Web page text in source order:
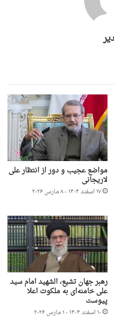
مواضع عجیب و دور از انتظار علی
لاریجانی
۱۷ اسفند ۱۴۰۴ - ۸ مارس ۲۰۲۶
رهبر جهان تشیع، الشهید امام سید
علی خامنه‌ای به ملکوت اعلا
پیوست
۱۰ اسفند ۱۴۰۴ - ۱ مارس ۲۰۲۶